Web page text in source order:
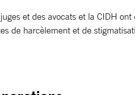
et des avocats et la CIDH
de harcèlement et de